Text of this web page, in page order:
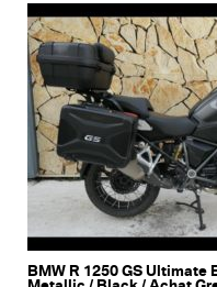
BMW R 1250 GS Ultimate